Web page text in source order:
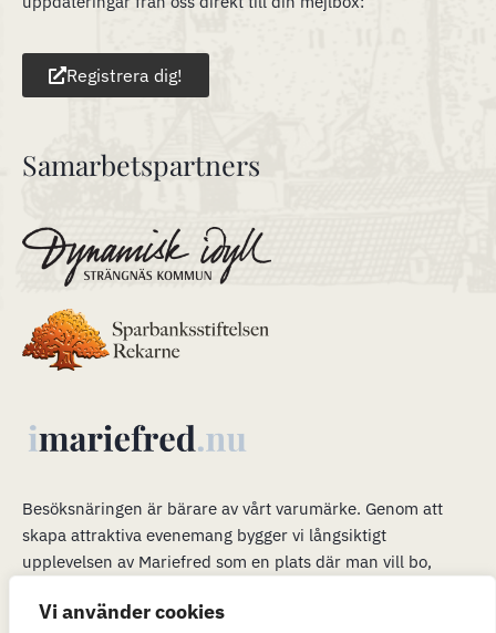
Vi använder cookies
Registrera dig!
Samarbetspartners
Besöksnäringen är bärare av vårt varumärke. Genom att
skapa attraktiva evenemang bygger vi långsiktigt
upplevelsen av Mariefred som en plats där man vill bo,
bara ett trevligt besök. När många är i Mariefred kan vi